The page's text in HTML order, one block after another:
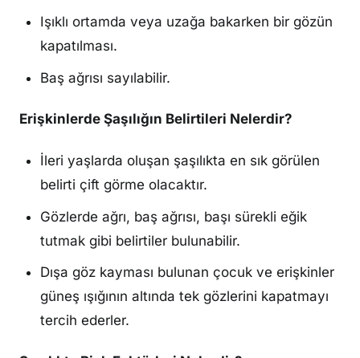
Işıklı ortamda veya uzağa bakarken bir gözün
kapatılması.
Baş ağrısı sayılabilir.
Erişkinlerde Şaşılığın Belirtileri Nelerdir?
İleri yaşlarda oluşan şaşılıkta en sık görülen
belirti çift görme olacaktır.
Gözlerde ağrı, baş ağrısı, başı sürekli eğik
tutmak gibi belirtiler bulunabilir.
Dışa göz kayması bulunan çocuk ve erişkinler
güneş ışığının altında tek gözlerini kapatmayı
tercih ederler.